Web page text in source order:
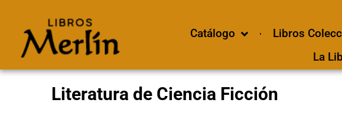
Catálogo Libros
La
Literatura de Ciencia Ficción